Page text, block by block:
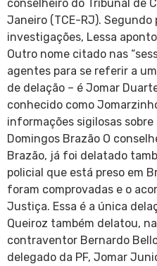
conselheiro do Tribunal de
Janeiro (TCE-RJ). Segundo
investigações, Lessa
Outro nome citado nas
agentes para se referir a
de delação – é Jomar
conhecido como
informações sigilosas sobre
Domingos Brazão O
Brazão, já foi delatado
policial que está preso em
foram comprovadas e o
Justiça. Essa é a única
Queiroz também delatou,
contraventor Bernardo
delegado da PF, Jomar